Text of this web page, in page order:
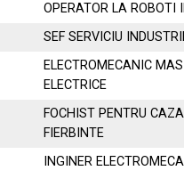
OPERATOR LA ROBOTI
SEF SERVICIU
ELECTROMECANIC
ELECTRICE
FOCHIST PENTRU
FIERBINTE
INGINER